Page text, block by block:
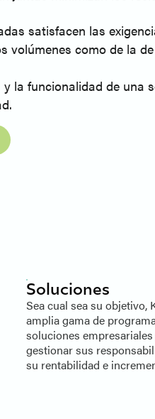
satisfacen las
volúmenes como de la
la funcionalidad de una
Soluciones
Sea cual sea su objetivo,
amplia gama de
soluciones
gestionar sus
su rentabilidad e